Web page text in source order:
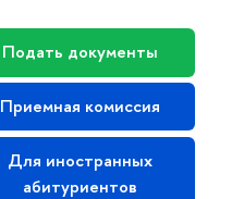
Подать документы
Приемная комиссия
Для иностранных
абитуриентов